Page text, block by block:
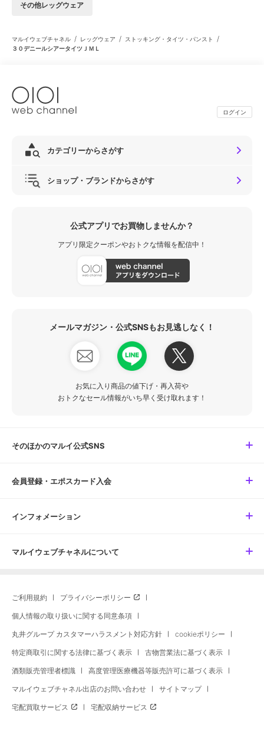
その他レッグウェア
マルイウェブチャネル / レッグウェア / ストッキング・タイツ・パンスト /
３０デニールシアータイツＪＭＬ
ログイン
カテゴリーからさがす
ショップ・ブランドからさがす
公式アプリでお買物しませんか？
アプリ限定クーポンやおトクな情報を配信中！
メールマガジン・公式SNSもお見逃しなく！
お気に入り商品の値下げ・再入荷や
おトクなセール情報がいち早く受け取れます！
そのほかのマルイ公式SNS
会員登録・エポスカード入会
インフォメーション
マルイウェブチャネルについて
ご利用規約 プライバシーポリシー
個人情報の取り扱いに関する同意条項
丸井グループ カスタマーハラスメント対応方針 cookieポリシー
特定商取引に関する法律に基づく表示 古物営業法に基づく表示
酒類販売管理者標識 高度管理医療機器等販売許可に基づく表示
マルイウェブチャネル出店のお問い合わせ サイトマップ
宅配買取サービス 宅配収納サービス